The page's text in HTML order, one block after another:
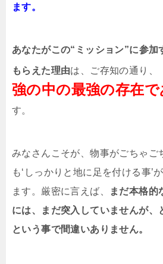
ます。
あなたがこの“ミッション”に参加
もらえた理由は、ご存知の通り、
強の中の最強の存在で
す。
みなさんこそが、物事がごちゃご
も‘しっかりと地に足を付ける事’
ます。厳密に言えば、
まだ本格的
には、まだ突入していませんが、
という事で間違いありません。